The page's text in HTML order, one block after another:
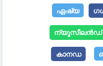
ഏഷ്യ
ന്യൂസീലൻഡ്
കാനഡ